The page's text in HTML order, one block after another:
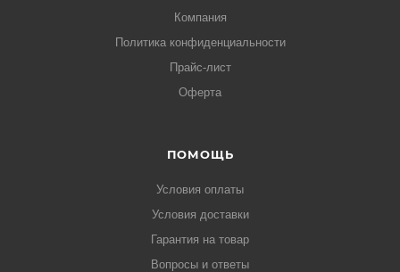
Компания
Политика конфиденциальности
Прайс-лист
Оферта
ПОМОЩЬ
Условия оплаты
Условия доставки
Гарантия на товар
Вопросы и ответы